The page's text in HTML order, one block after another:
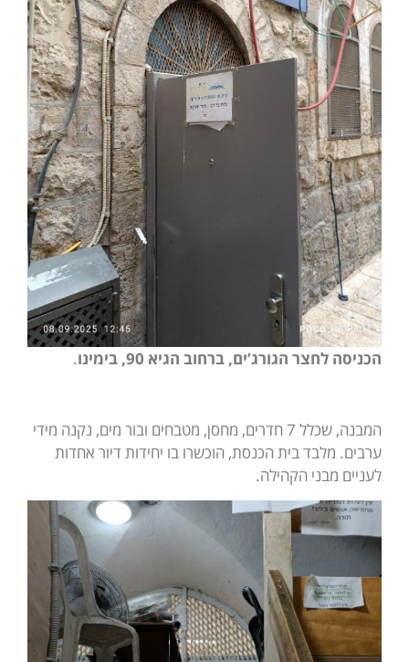
הכניסה לחצר הגורג’ים, ברחוב הגיא 90, בימינו .
המבנה, שכלל 7 חדרים, מחסן, מטבחים ובור מים, נקנה מידי
ערבים. מלבד בית הכנסת, הוכשרו בו יחידות דיור אחדות
לעניים מבני הקהילה.